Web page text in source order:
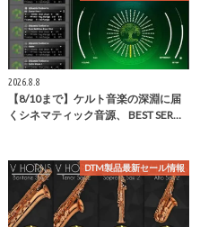
2026.8.8
【8/10まで】ケルト音楽の深淵に届
くシネマティック音源、 BEST SER…
DTM製品最新セール情報